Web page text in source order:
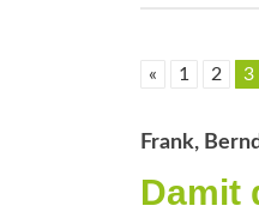
« 1 2 3
Frank, Bernd
Damit